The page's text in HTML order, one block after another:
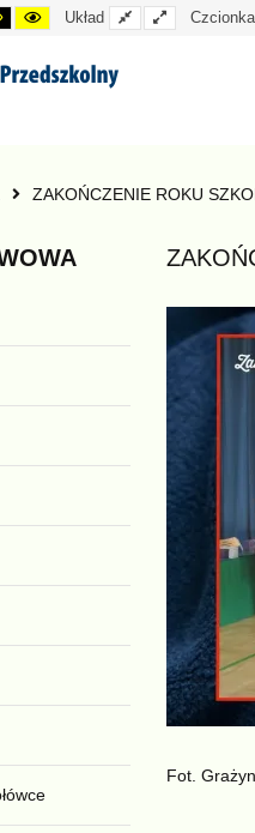
Kontrast
czarno-
Kontrast
żółto-
Układ
Układ
standardowy
Układ
szeroki
Czcionka
ZAKOŃCZENIE ROKU
Fot.